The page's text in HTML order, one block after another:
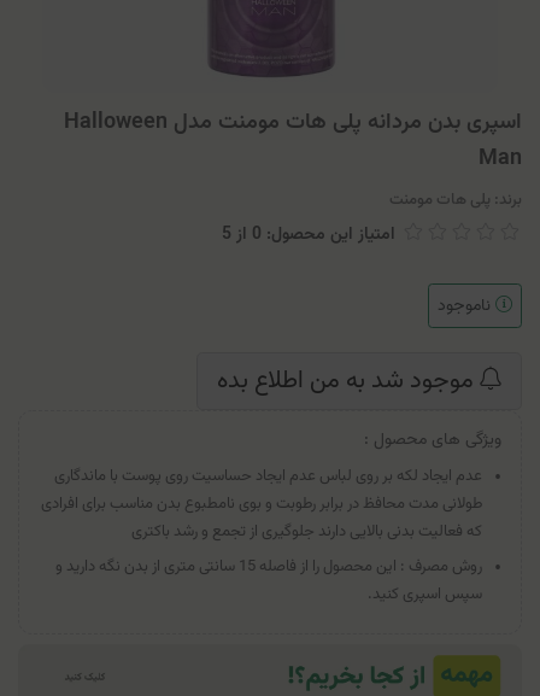
اسپری بدن مردانه پلی هات مومنت مدل Halloween
Man
برند: پلی هات مومنت
امتیاز این محصول: 0 از 5
ناموجود
موجود شد به من اطلاع بده
ویژگی های محصول :
عدم ایجاد لکه بر روی لباس عدم ایجاد حساسیت روی پوست با ماندگاری
طولانی مدت محافظ در برابر رطوبت و بوی نامطبوع بدن مناسب برای افرادی
که فعالیت بدنی بالایی دارند جلوگیری از تجمع و رشد باکتری
روش مصرف : این محصول را از فاصله 15 سانتی متری از بدن نگه دارید و
سپس اسپری کنید.